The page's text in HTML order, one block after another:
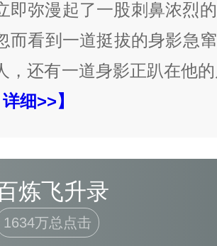
即弥漫起了一股刺鼻浓烈
而看到一道挺拔的身影急
，还有一道身影正趴在他
详细>>】
炼飞升录
1634万总点击